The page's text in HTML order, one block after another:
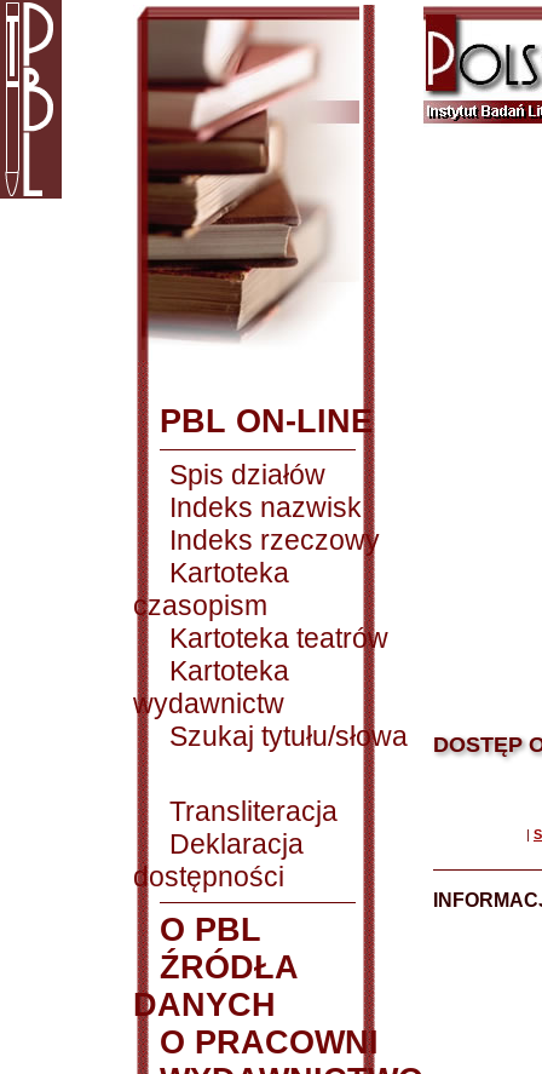
PBL ON-LINE
Spis działów
Indeks nazwisk
Indeks rzeczowy
Kartoteka
czasopism
Kartoteka teatrów
Kartoteka
wydawnictw
Szukaj tytułu/słowa
Transliteracja
Deklaracja
dostępności
O PBL
ŹRÓDŁA
DANYCH
O PRACOWNI
DOSTĘP
|